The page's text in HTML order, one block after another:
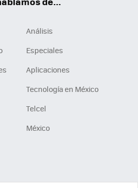
Análisis
Especiales
Aplicaciones
Tecnología en México
Telcel
México